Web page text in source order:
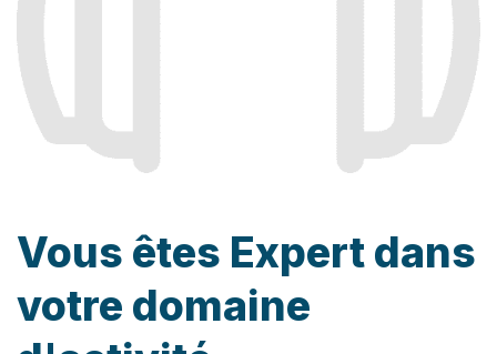
Vous êtes Expert dans
votre domaine